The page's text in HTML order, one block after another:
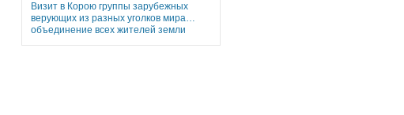
Визит в Корою группы зарубежных
верующих из разных уголков мира…
объединение всех жителей земли